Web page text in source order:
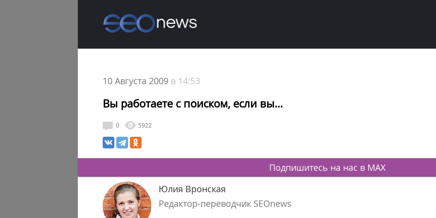
10 Августа 2009 в 14:53
Вы работаете с поиском, если вы…
0 5922
Подпишитесь на нас в MAX
Юлия Вронская
Редактор-переводчик SEOnews